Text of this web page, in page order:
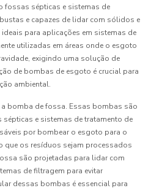
fossas sépticas e sistemas de
e capazes de lidar com sólidos e
para aplicações em sistemas de
utilizadas em áreas onde o esgoto
exigindo uma solução de
de bombas de esgoto é crucial para
ambiental.
bomba de fossa. Essas bombas são
e sistemas de tratamento de
por bombear o esgoto para o
que os resíduos sejam processados
são projetadas para lidar com
de filtragem para evitar
dessas bombas é essencial para